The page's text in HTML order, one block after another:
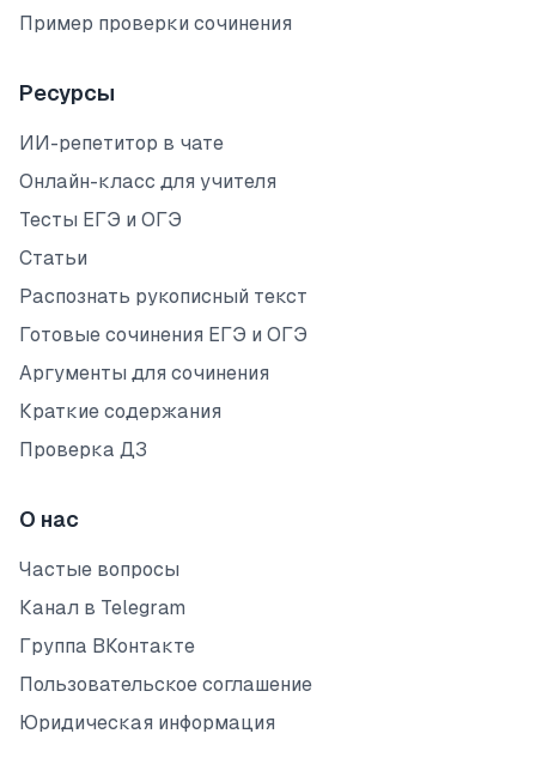
Пример проверки сочинения
Ресурсы
ИИ-репетитор в чате
Онлайн-класс для учителя
Тесты ЕГЭ и ОГЭ
Статьи
Распознать рукописный текст
Готовые сочинения ЕГЭ и ОГЭ
Аргументы для сочинения
Краткие содержания
Проверка ДЗ
О нас
Частые вопросы
Канал в Telegram
Группа ВКонтакте
Пользовательское соглашение
Юридическая информация